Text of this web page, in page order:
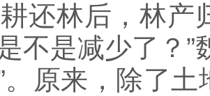
耕还林后，林
不是减少了？”
。原来，除了